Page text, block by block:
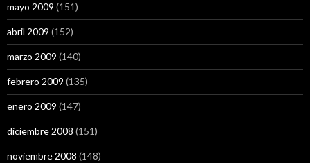
mayo 2009 (151)
abril 2009 (152)
marzo 2009 (140)
febrero 2009 (135)
enero 2009 (147)
diciembre 2008 (151)
noviembre 2008 (148)